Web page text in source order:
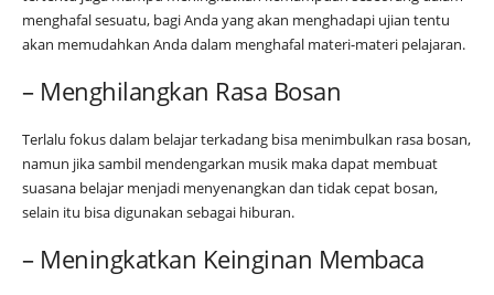
menghafal sesuatu, bagi Anda yang akan menghadapi ujian tentu
akan memudahkan Anda dalam menghafal materi-materi pelajaran.
– Menghilangkan Rasa Bosan
Terlalu fokus dalam belajar terkadang bisa menimbulkan rasa bosan,
namun jika sambil mendengarkan musik maka dapat membuat
suasana belajar menjadi menyenangkan dan tidak cepat bosan,
selain itu bisa digunakan sebagai hiburan.
– Meningkatkan Keinginan Membaca